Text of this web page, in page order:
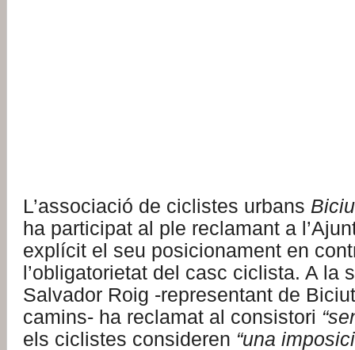
L’associació de ciclistes urbans
ha participat al ple reclamant a
explícit el seu posicionament en
l’obligatorietat del casc ciclista. A la
Salvador Roig -representant de
camins- ha reclamat al consistori
els ciclistes consideren “una